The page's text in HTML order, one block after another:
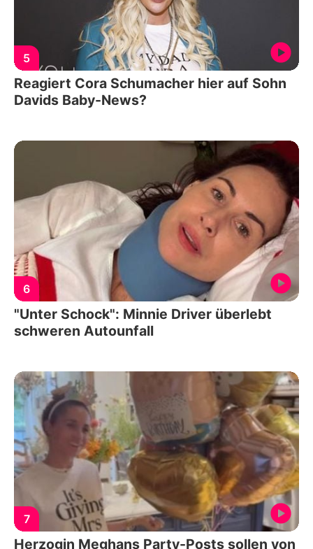
5
Reagiert Cora Schumacher hier auf Sohn
Davids Baby-News?
6
"Unter Schock": Minnie Driver überlebt
schweren Autounfall
7
Herzogin Meghans Party-Posts sollen von